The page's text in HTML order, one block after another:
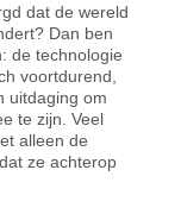
dat de wereld
Dan ben
de technologie
voortdurend,
uitdaging om
te zijn. Veel
alleen de
ze achterop